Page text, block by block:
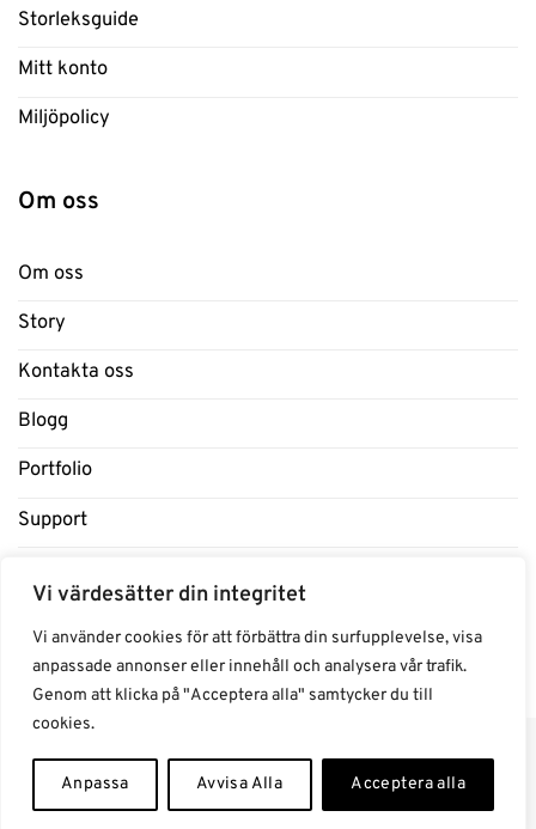
Vi värdesätter din integritet
Vi använder cookies för att förbättra din surfupplevelse, visa
anpassade annonser eller innehåll och analysera vår trafik.
Genom att klicka på "Acceptera alla" samtycker du till
cookies.
Anpassa Avvisa Alla Acceptera alla
Storleksguide
Mitt konto
Miljöpolicy
Om oss
Om oss
Story
Kontakta oss
Blogg
Portfolio
Support